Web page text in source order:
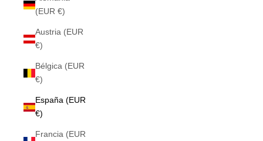
(EUR €)
Austria (EUR
€)
Bélgica (EUR
€)
España (EUR
€)
Francia (EUR